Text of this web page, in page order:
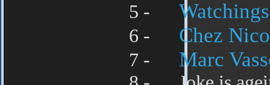
5 -
6 - Chez
7 - Marc